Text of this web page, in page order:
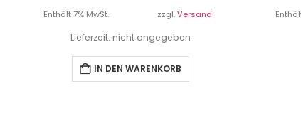
Enthält 7% MwSt. zzgl.Versand
Lieferzeit: nicht angegeben
IN DEN WARENKORB